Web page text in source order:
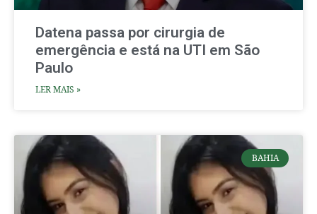
Datena passa por cirurgia de
emergência e está na UTI em São
Paulo
LER MAIS »
BAHIA